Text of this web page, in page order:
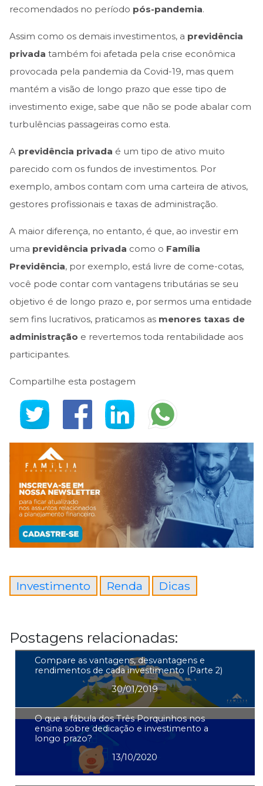
recomendados no período pós-pandemia.
Assim como os demais investimentos, a previdência
privada também foi afetada pela crise econômica
provocada pela pandemia da Covid-19, mas quem
mantém a visão de longo prazo que esse tipo de
investimento exige, sabe que não se pode abalar com
turbulências passageiras como esta.
A previdência privada é um tipo de ativo muito
parecido com os fundos de investimentos. Por
exemplo, ambos contam com uma carteira de ativos,
gestores profissionais e taxas de administração.
A maior diferença, no entanto, é que, ao investir em
uma previdência privada como o Família
Previdência, por exemplo, está livre de come-cotas,
você pode contar com vantagens tributárias se seu
objetivo é de longo prazo e, por sermos uma entidade
sem fins lucrativos, praticamos as menores taxas de
administração e revertemos toda rentabilidade aos
participantes.
Compartilhe esta postagem
Investimento Renda Dicas
Postagens relacionadas:
Compare as vantagens, desvantagens e
rendimentos de cada investimento (Parte 2)
30/01/2019
O que a fábula dos Três Porquinhos nos
ensina sobre dedicação e investimento a
longo prazo?
13/10/2020